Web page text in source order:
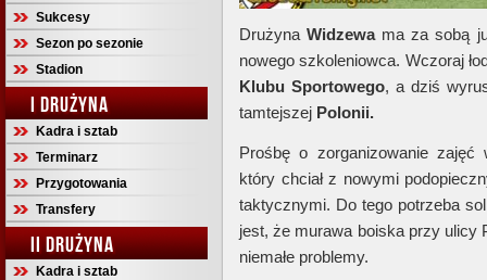
Sukcesy
Sezon po sezonie
Stadion
I DRUŻYNA
Kadra i sztab
Terminarz
Przygotowania
Transfery
II DRUŻYNA
Kadra i sztab
DrużynaWidzewama za sobą
nowego szkoleniowca. Wczoraj
Klubu Sportowego, a dziś
tamtejszej Polonii.
Prośbę o zorganizowanie
który chciał z nowymi
taktycznymi. Do tego potrzeba
jest, że murawa boiska przy ulicy
niemałe problemy.